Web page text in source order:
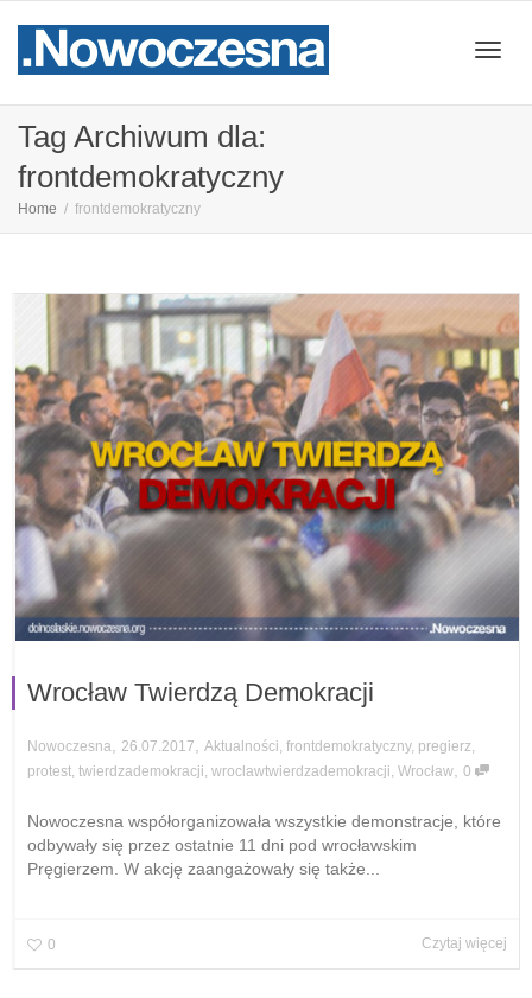
Tag Archiwum dla:
frontdemokratyczny
Home frontdemokratyczny
Wrocław Twierdzą Demokracji
Nowoczesna 26.07.2017 Aktualności frontdemokratyczny, pregierz
protest twierdzademokracji wroclawtwierdzademokracji Wrocław 0
Nowoczesna współorganizowała wszystkie demonstracje, które
odbywały się przez ostatnie 11 dni pod wrocławskim
Pręgierzem. W akcję zaangażowały się także...
0 Czytaj więcej